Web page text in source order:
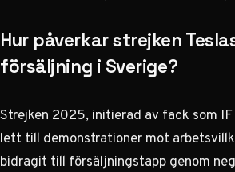
Hur påverkar strejken
försäljning i Sverige?
Strejken 2025, initierad av fack som
lett till demonstrationer mot
bidragit till försäljningstapp genom